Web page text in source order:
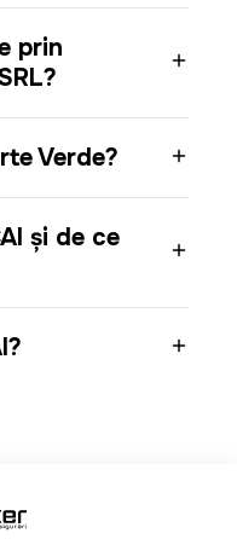
prin
Verde?
și de ce